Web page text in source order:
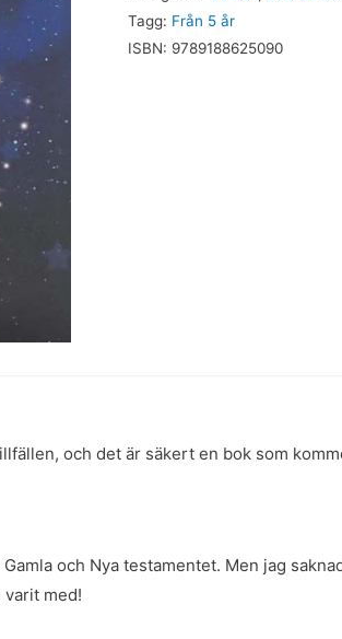
Tagg: Från 5 år
ISBN: 9789188625090
och det är säkert en bok som
och Nya testamentet. Men jag
med!